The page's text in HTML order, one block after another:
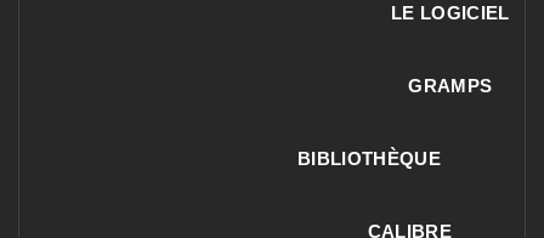
LE LOGICIEL
GRAMPS
BIBLIOTHÈQUE
CALIBRE